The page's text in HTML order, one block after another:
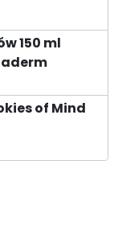
150 ml
of Mind